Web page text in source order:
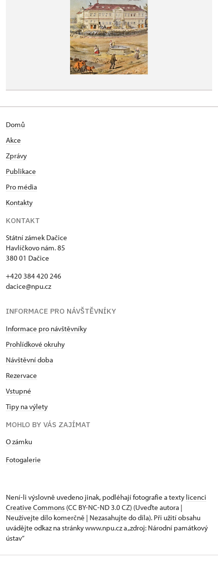
Domů
Akce
Zprávy
Publikace
Pro média
Kontakty
KONTAKT
Státní zámek Dačice
Havlíčkovo nám. 85
380 01 Dačice
+420 384 420 246
dacice@npu.cz
INFORMACE PRO NÁVŠTĚVNÍKY
Informace pro návštěvníky
Prohlídkové okruhy
Návštěvní doba
Rezervace
Vstupné
Tipy na výlety
MOHLO BY VÁS ZAJÍMAT
O zámku
Fotogalerie
Není-li výslovně uvedeno jinak, podléhají fotografie a texty licenci
Creative Commons (CC BY-NC-ND 3.0 CZ) (Uveďte autora |
Neužívejte dílo komerčně | Nezasahujte do díla). Při užití obsahu
uvádějte odkaz na stránky www.npu.cz a „zdroj: Národní památkový
ústav“